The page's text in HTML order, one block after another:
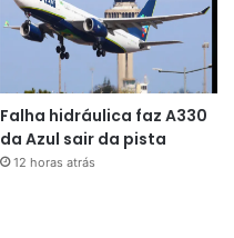
Falha hidráulica faz A330
da Azul sair da pista
12 horas atrás